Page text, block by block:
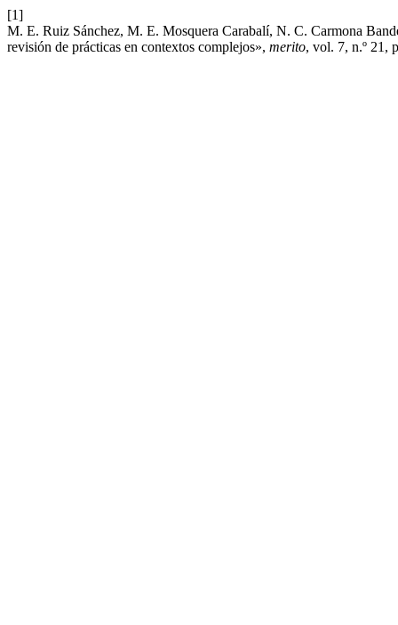
[1]
M. E. Ruiz Sánchez, M. E. Mosquera Carabalí, N. C. Carmona
revisión de prácticas en contextos complejos», merito, vol. 7, n.º 21,